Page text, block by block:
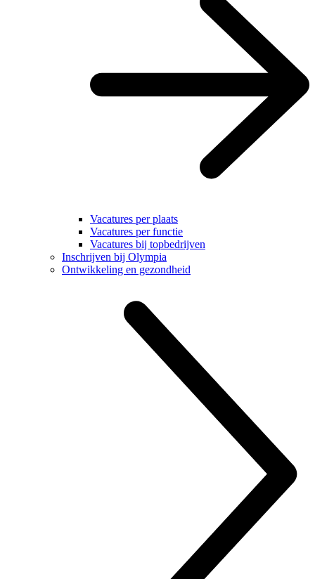
Vacatures per plaats
Vacatures per functie
Vacatures bij topbedrijven
Inschrijven bij Olympia
Ontwikkeling en gezondheid